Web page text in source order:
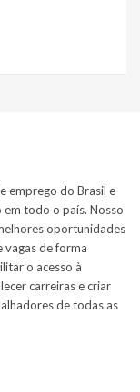
emprego do Brasil e
todo o país. Nosso
oportunidades
vagas de forma
o acesso à
carreiras e criar
de todas as